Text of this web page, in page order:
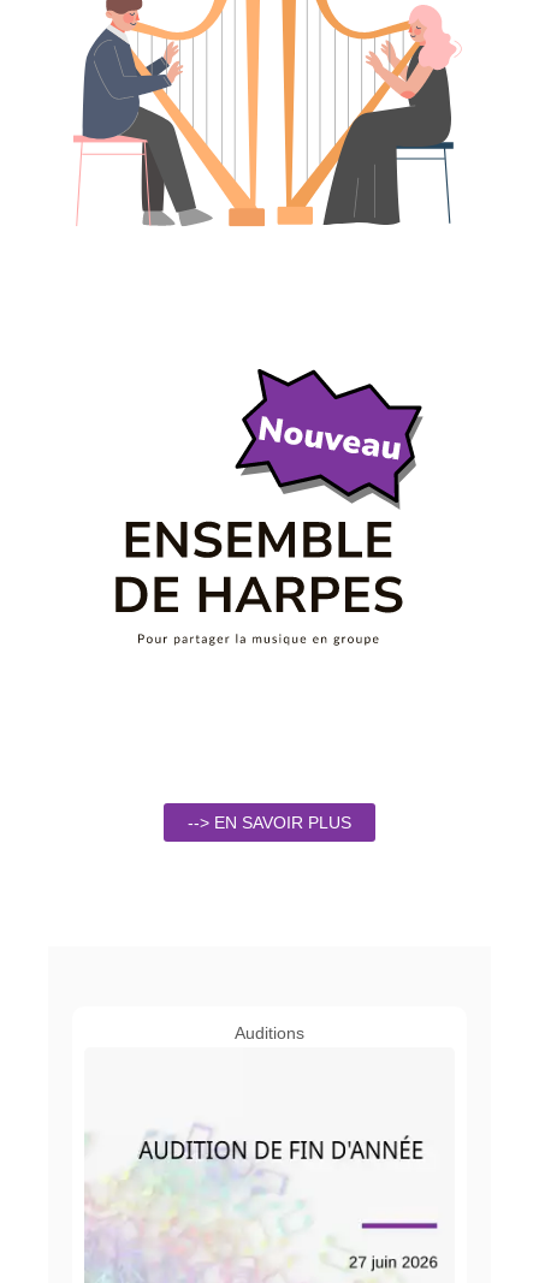
--> EN SAVOIR PLUS
Auditions